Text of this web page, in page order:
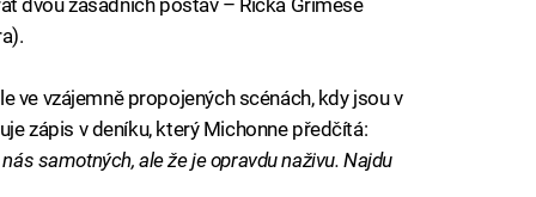
ve vzájemně propojených scénách, kdy jsou v
zápis v deníku, který Michonne předčítá:
samotných, ale že je opravdu naživu. Najdu